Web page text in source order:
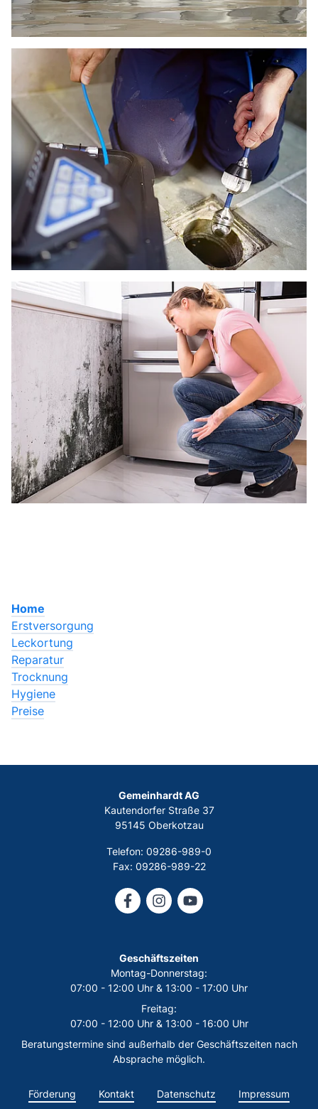
Home
Erstversorgung
Leckortung
Reparatur
Trocknung
Hygiene
Preise
Gemeinhardt AG
Kautendorfer Straße 37
95145 Oberkotzau
Telefon: 09286-989-0
Fax: 09286-989-22
Geschäftszeiten
Montag-Donnerstag:
07:00 - 12:00 Uhr & 13:00 - 17:00 Uhr
Freitag:
07:00 - 12:00 Uhr & 13:00 - 16:00 Uhr
Beratungstermine sind außerhalb der Geschäftszeiten nach
Absprache möglich.
Förderung Kontakt Datenschutz Impressum